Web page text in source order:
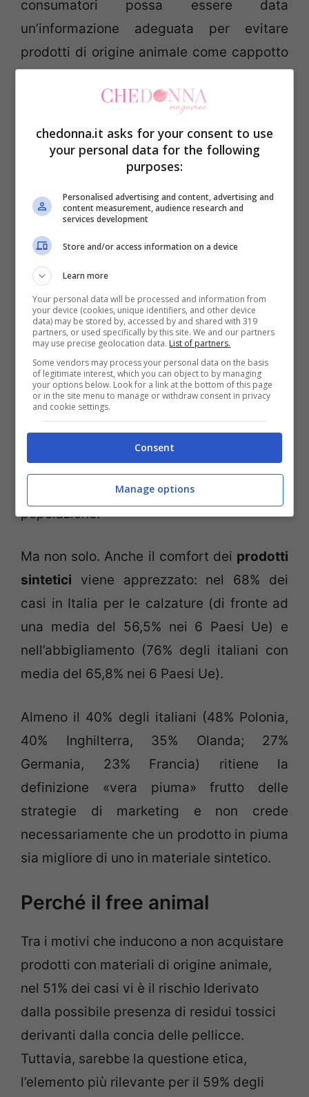
consumatori possa essere data
un’informazione adeguata per evitare
prodotti di origine animale come cappotto
cravatte, intimo in seta, piumini in piuma,
golf, abiti invernali in lana; calzature in
In Italia, l’85% degli intervistati sceglie
capispalla con inserti in ecopelliccia, l’83%
piumini in ecopiuma così come prodotti
senza seta, l’80% e rifiuta pelle in borse e
accessori. Nel 78% i consumatori
preferiscono ad evitare capi invernali in
lana così come la stessa percentuale è
favorevole alle calzature in ecopelle.
I consumatori di Italia e Francia hanno una
maggior inclinazione all’acquisto di
materiali “animal free” e
rappresenterebbero il 35% della
popolazione.
Ma non solo. Anche il comfort dei prodotti
sintetici viene apprezzato: nel 68% dei
casi in Italia per le calzature (di fronte ad
una media del 56,5% nei 6 Paesi Ue) e
nell’abbigliamento (76% degli italiani con
media del 65,8% nei 6 Paesi Ue).
Almeno il 40% degli italiani (48% Polonia,
40% Inghilterra, 35% Olanda; 27%
Germania, 23% Francia) ritiene la
definizione «vera piuma» frutto delle
strategie di marketing e non crede
necessariamente che un prodotto in piuma
sia migliore di uno in materiale sintetico.
Perché il free animal
Tra i motivi che inducono a non acquistare
prodotti con materiali di origine animale,
nel 51% dei casi vi è il rischio Iderivato
dalla possibile presenza di residui tossici
derivanti dalla concia delle pellicce.
Tuttavia, sarebbe la questione etica,
l’elemento più rilevante per il 59% degli
chedonna.it asks for your consent to use
your personal data for the following
purposes:
Personalised advertising and content, advertising and
content measurement, audience research and
services development
Store and/or access information on a device
Learn more
Your personal data will be processed and information from
your device (cookies, unique identifiers, and other device
data) may be stored by, accessed by and shared with 319
partners, or used specifically by this site. We and our partners
may use precise geolocation data. List of partners.
Some vendors may process your personal data on the basis
of legitimate interest, which you can object to by managing
your options below. Look for a link at the bottom of this page
or in the site menu to manage or withdraw consent in privacy
and cookie settings.
Consent
Manage options